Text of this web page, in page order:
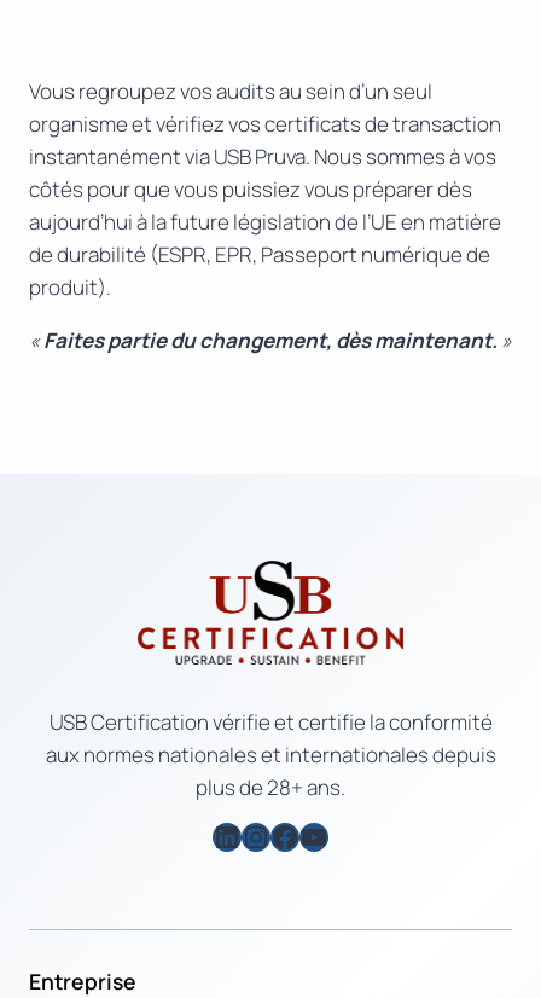
Vous regroupez vos audits au sein d’un seul
organisme et vérifiez vos certificats de transaction
instantanément via USB Pruva. Nous sommes à vos
côtés pour que vous puissiez vous préparer dès
aujourd’hui à la future législation de l’UE en matière
de durabilité (ESPR, EPR, Passeport numérique de
produit).
«Faites partie du changement, dès maintenant. »
USB Certification vérifie et certifie la conformité
aux normes nationales et internationales depuis
plus de 28+ ans.
LinkedIn
Instagram
Facebook
YouTube
Entreprise